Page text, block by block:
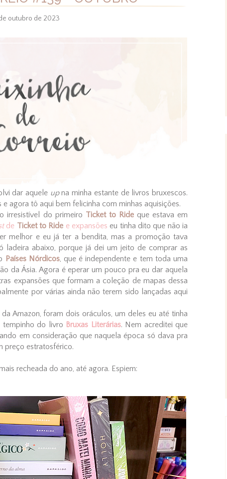
outubro de 2023
dar aquele upna minha estante de livros bruxescos.
agora tô aqui bem felicinha com minhas aquisições.
irresistível do primeiro Ticket to Rideque estava em
de Ticket to Ride e expansões eu tinha dito que não ia
melhor e eu já ter a bendita, mas a promoção tava
ladeira abaixo, porque já dei um jeito de comprar as
Países Nórdicos, que é independente e tem toda uma
da Ásia. Agora é eperar um pouco pra eu dar aquela
expansões que formam a coleção de mapas dessa
por várias ainda não terem sido lançadas aqui
Amazon, foram dois oráculos, um deles eu até tinha
tempinho do livro Bruxas Literárias. Nem acreditei que
em consideração que naquela época só dava pra
preço estratosférico.
recheada do ano, até agora. Espiem: